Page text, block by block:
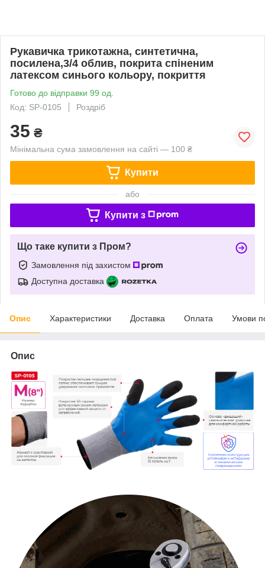
Рукавичка трикотажна, синтетична,
посилена,3/4 облив, покрита спіненим
латексом синього кольору, покриття
Готово до відправки 99 од.
Код: SP-0105
Роздріб
35 ₴
Мінімальна сума замовлення на сайті — 100 ₴
Купити
або
Купити з
Що таке купити з Пром?
Замовлення під захистом
Доступна доставка
Опис Характеристики Доставка Оплата Умови
Опис